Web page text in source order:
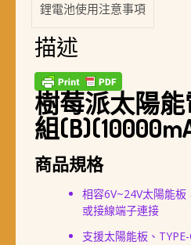
鋰電池使用注意事項
描述
樹莓派太陽
組
商品規格
相容6V~24V太陽能
或接線端子連接
支援太陽能板、